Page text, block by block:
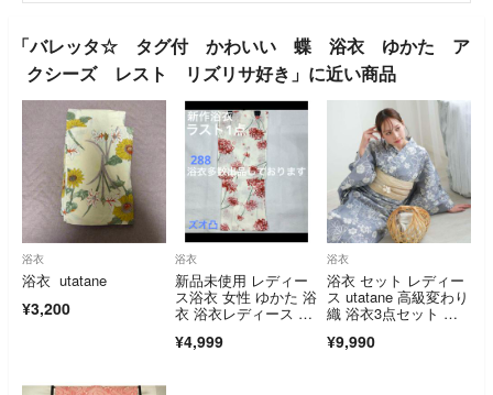
「バレッタ☆ タグ付 かわいい 蝶 浴衣 ゆかた ア
クシーズ レスト リズリサ好き」に近い商品
浴衣
浴衣 utatane
¥3,200
浴衣
新品未使用 レディー
ス浴衣 女性 ゆかた 浴
衣 浴衣レディース 祭
¥4,999
浴衣
浴衣 セット レディー
ス utatane 高級変わり
織 浴衣3点セット 上
¥9,990